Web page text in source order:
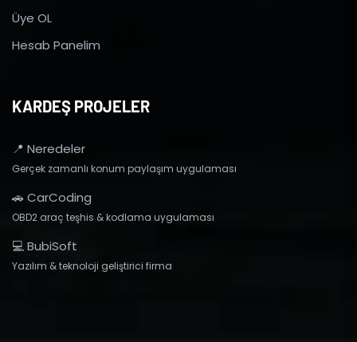
Üye OL
Hesab Panelim
KARDEŞ PROJELER
📍 Neredeler
Gerçek zamanlı konum paylaşım uygulaması
🚗 CarCoding
OBD2 araç teşhis & kodlama uygulaması
💻 BubiSoft
Yazılım & teknoloji geliştirici firma